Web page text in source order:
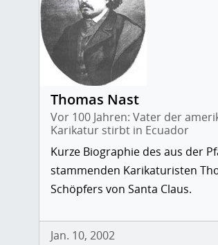
Thomas Nast
Vor 100 Jahren: Vater der
Karikatur stirbt in Ecuador
Kurze Biographie des aus der
stammenden Karikaturisten
Schöpfers von Santa Claus.
Jan. 10, 2002